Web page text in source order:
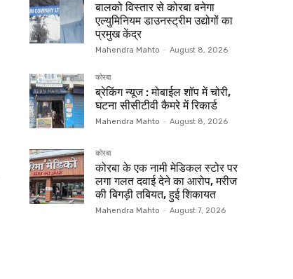
बालको विस्तार से कोरबा बनेगा
एल्युमिनियम डाउनस्ट्रीम उद्योगों का
प्रमुख केंद्र
Mahendra Mahto - August 8, 2026
कोरबा
ब्रेकिंग न्यूज : मोबाईल शॉप में चोरी,
घटना सीसीटीवी कैमरे में रिकार्ड
Mahendra Mahto - August 8, 2026
कोरबा
कोरबा के एक नामी मेडिकल स्टोर पर
लगा गलत दवाई देने का आरोप, मरीज
की बिगड़ी तबियत, हुई शिकायत
Mahendra Mahto - August 7, 2026